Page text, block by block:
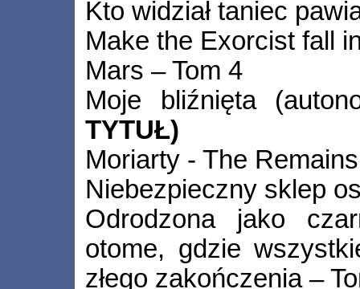
Kto widział taniec
Make the Exorcist fall
Mars – Tom 4
Moje bliźnięta
TYTUŁ)
Moriarty - The
Niebezpieczny sklep
Odrodzona jako
otome, gdzie
złego zakończenia –